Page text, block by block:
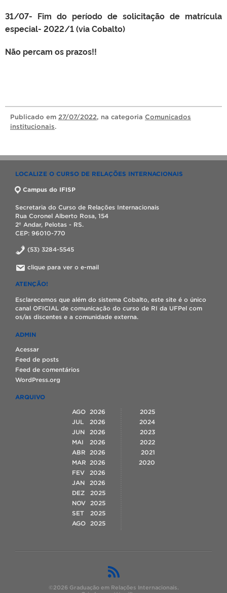
31/07- Fim do período de solicitação de matrícula
especial- 2022/1 (via Cobalto)
Não percam os prazos!!
Publicado em 27/07/2022, na categoria Comunicados
institucionais.
LOCALIZE O CURSO DE RELAÇÕES INTERNACIONAIS
Campus do IFISP
Secretaria do Curso de Relações Internacionais
Rua Coronel Alberto Rosa, 154
2º Andar, Pelotas - RS.
CEP: 96010-770
(53) 3284-5545
clique para ver o e-mail
ATENÇÃO!
Esclarecemos que além do sistema Cobalto, este site é o único
canal OFICIAL de comunicação do curso de RI da UFPel com
os/as discentes e a comunidade externa.
ADMIN
Acessar
Feed de posts
Feed de comentários
WordPress.org
ARQUIVO
AGO
2026
JUL
2026
JUN
2026
MAI
2026
ABR
2026
MAR
2026
FEV
2026
JAN
2026
DEZ
2025
NOV
2025
SET
2025
AGO
2025
2025
2024
2023
2022
2021
2020
©2026 Graduação em Relações Internacionais.